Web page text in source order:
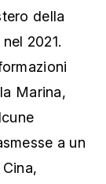
della
2021.
Marina,
a un